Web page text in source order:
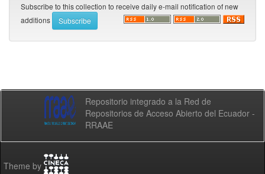
Subscribe to this collection to receive daily e-mail notification of new
additions
Repositorio integrado a la Red de
Repositorios de Acceso Abierto del Ecuador -
RRAAE
Theme by